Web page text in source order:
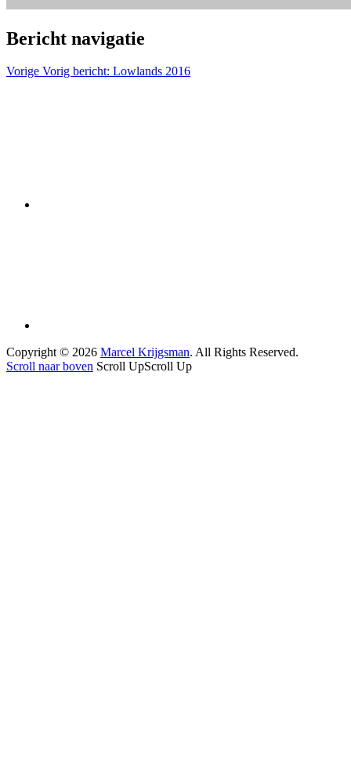
Bericht navigatie
Vorige Vorig bericht: Lowlands 2016
Copyright © 2026 Marcel Krijgsman. All Rights Reserved.
Scroll naar boven Scroll UpScroll Up